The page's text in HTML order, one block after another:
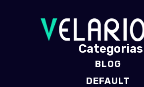
Categorias
BLOG
DEFAULT